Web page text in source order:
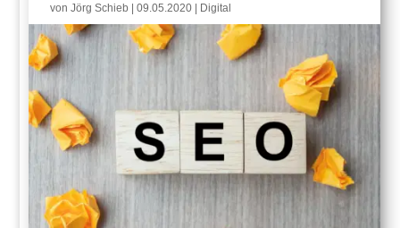
vonJörg Schieb |09.05.2020 Digital